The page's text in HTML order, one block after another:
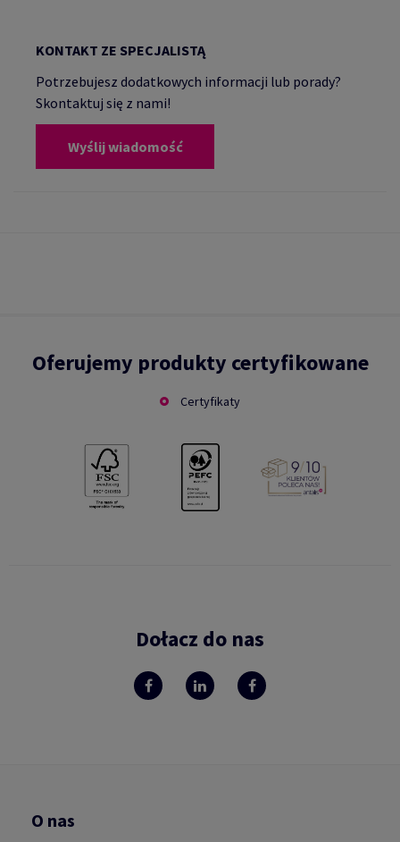
KONTAKT ZE SPECJALISTĄ
Potrzebujesz dodatkowych informacji lub porady?
Skontaktuj się z nami!
Wyślij wiadomość
Oferujemy produkty certyfikowane
Certyfikaty
Dołacz do nas
O nas